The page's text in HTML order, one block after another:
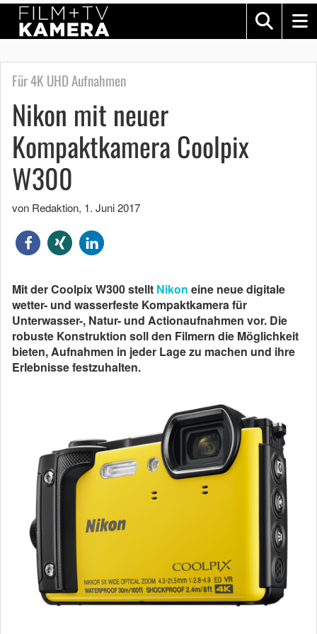
Für 4K UHD Aufnahmen
Nikon mit neuer
Kompaktkamera Coolpix
W300
von Redaktion, 1. Juni 2017
Mit der Coolpix W300 stellt Nikon eine neue digitale
wetter- und wasserfeste Kompaktkamera für
Unterwasser-, Natur- und Actionaufnahmen vor. Die
robuste Konstruktion soll den Filmern die Möglichkeit
bieten, Aufnahmen in jeder Lage zu machen und ihre
Erlebnisse festzuhalten.